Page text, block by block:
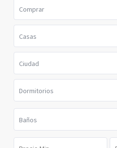
Comprar
Casas
Ciudad
Dormitorios
Baños